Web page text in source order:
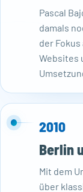
Pascal
damals
der
Websites
2010
Berlin
Mit dem
über